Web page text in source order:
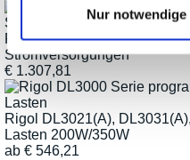
Nur
Rigol DP2000-Serie
Stromversorgungen
€ 1.307,81
Rigol DL3021(A),
Lasten 200W/350W
ab € 546,21